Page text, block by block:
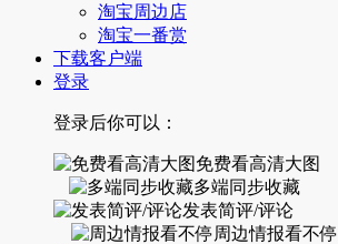
淘宝周边店
淘宝一番赏
下载客户端
登录
登录后你可以：
免费看高清大图
多端同步收藏
发表简评/评论
周边情报看不停